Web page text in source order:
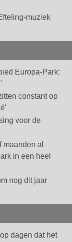
muziek
Europa-Park:
constant op
voor de
al
in een heel
nog dit jaar
dagen dat het